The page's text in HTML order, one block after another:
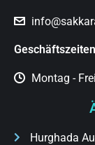
Montag -
Hurghada